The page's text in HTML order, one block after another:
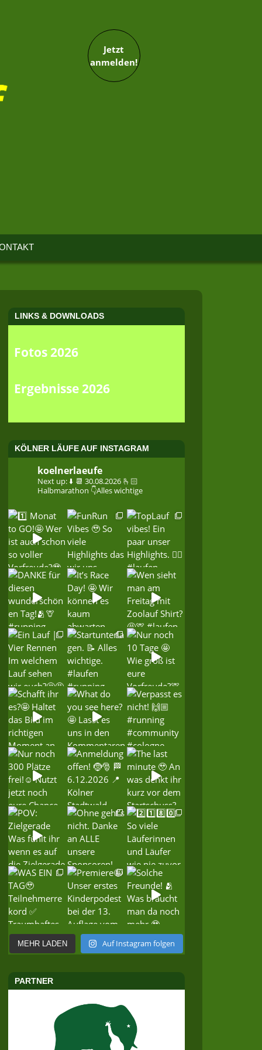
Jetzt
anmelden!
LINKS & DOWNLOADS
Fotos 2026
Ergebnisse 2026
KÖLNER LÄUFE AUF INSTAGRAM
koelnerlaeufe
Next up: ⬇️ 📆 30.08.2026 🫰🏻
Halbmarathon 👇Alles wichtige
MEHR LADEN Auf Instagram folgen
PARTNER